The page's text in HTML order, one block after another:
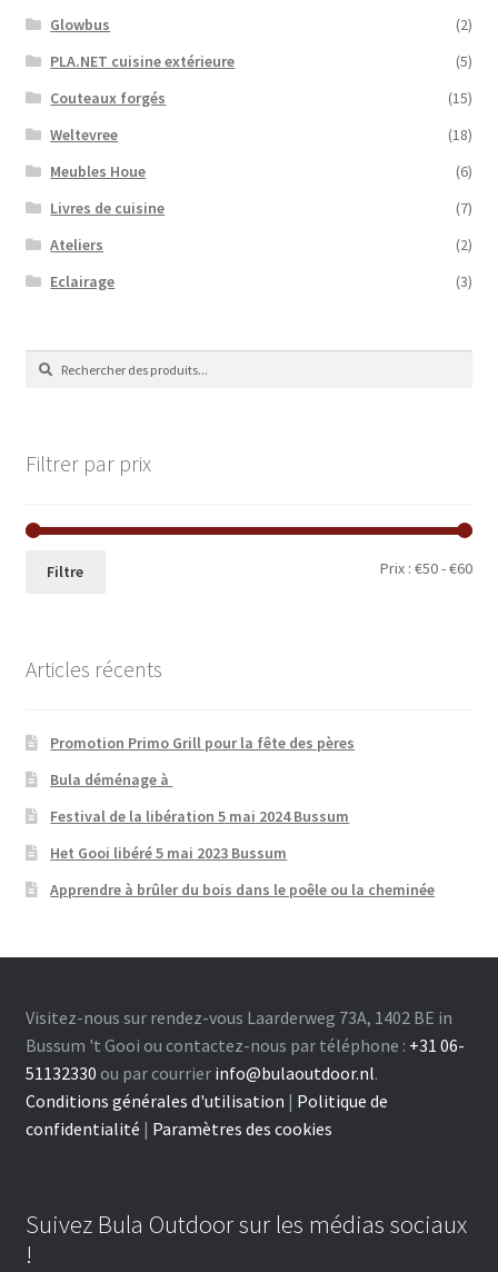
Glowbus
(2)
PLA.NET cuisine extérieure
(5)
Couteaux forgés
(15)
Weltevree
(18)
Meubles Houe
(6)
Livres de cuisine
(7)
Ateliers
(2)
Eclairage
(3)
Recherche
Recherche
Filtrer par prix
Prix
Prix
Filtre Prix :€50-€60
Articles récents
Promotion Primo Grill pour la fête des pères
Bula déménage à
Festival de la libération 5 mai 2024 Bussum
Het Gooi libéré 5 mai 2023 Bussum
Apprendre à brûler du bois dans le poêle ou la cheminée
Visitez-nous sur rendez-vous Laarderweg 73A, 1402 BE in
Bussum 't Gooi ou contactez-nous par téléphone : +31 06-
51132330 ou par courrier info@bulaoutdoor.nl.
Conditions générales d'utilisation | Politique de
confidentialité | Paramètres des cookies
Suivez Bula Outdoor sur les médias sociaux
!